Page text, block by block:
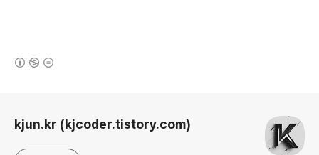
kjun.kr (kjcoder.tistory.com)